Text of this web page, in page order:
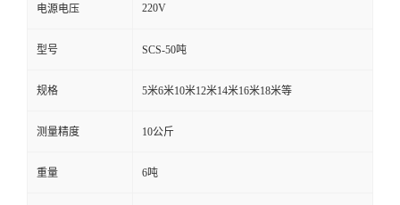
电源电压 220V
型号 SCS-50吨
规格 5米6米10米12米14米16米18米等
测量精度 10公斤
重量 6吨